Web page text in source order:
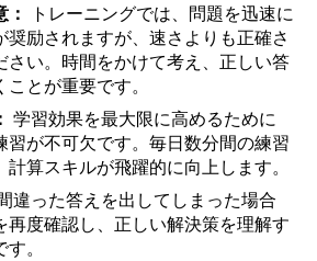
トレーニングでは、問題を迅速に
奨励されますが、速さよりも正確さ
さい。時間をかけて考え、正しい答
とが重要です。
学習効果を最大限に高めるために
習が不可欠です。毎日数分間の練習
算スキルが飛躍的に向上します。
違った答えを出してしまった場合
再度確認し、正しい解決策を理解す
。